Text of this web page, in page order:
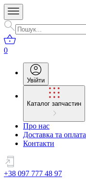
0
Увійти
Каталог запчастин
Про нас
Доставка та оплата
Контакти
+38 097 777 48 97